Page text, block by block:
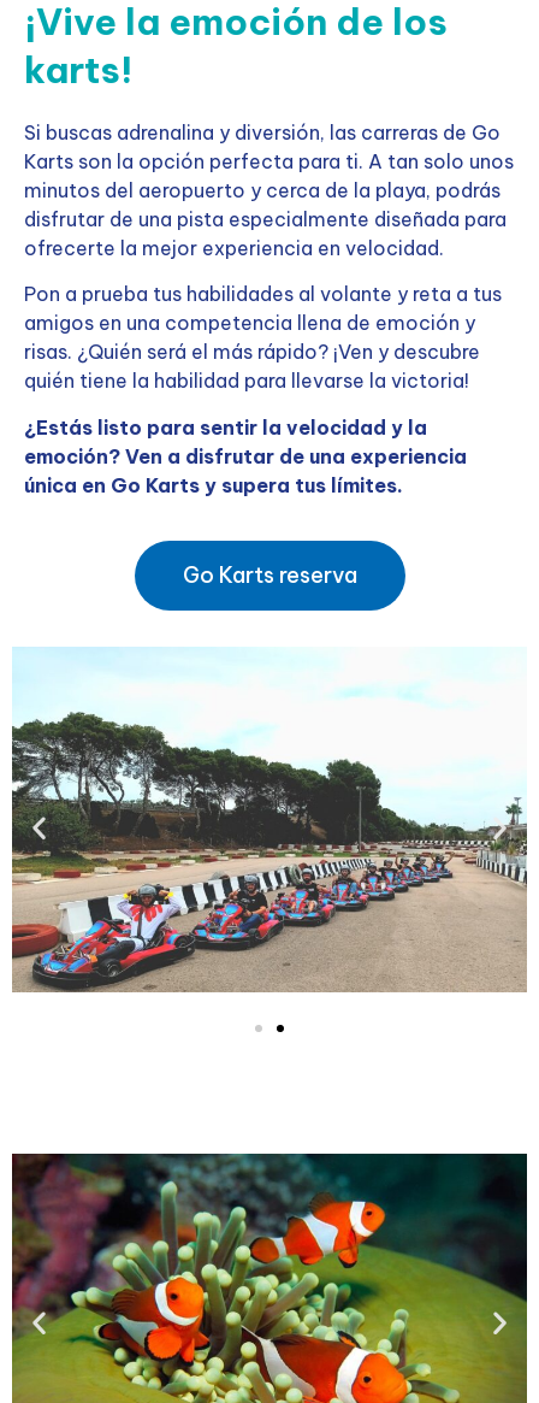
¡Vive la emoción de los
karts!
Si buscas adrenalina y diversión, las carreras de Go
Karts son la opción perfecta para ti. A tan solo unos
minutos del aeropuerto y cerca de la playa, podrás
disfrutar de una pista especialmente diseñada para
ofrecerte la mejor experiencia en velocidad.
Pon a prueba tus habilidades al volante y reta a tus
amigos en una competencia llena de emoción y
risas. ¿Quién será el más rápido? ¡Ven y descubre
quién tiene la habilidad para llevarse la victoria!
¿Estás listo para sentir la velocidad y la
emoción? Ven a disfrutar de una experiencia
única en Go Karts y supera tus límites.
Go Karts reserva